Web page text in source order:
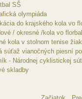
SŠ
olympiáda
do krajského kola vo
/ okresné /kola vo
kola v stolnom tenise
súťaž vianočných piesní
- Národnej cyklistickej
skladby